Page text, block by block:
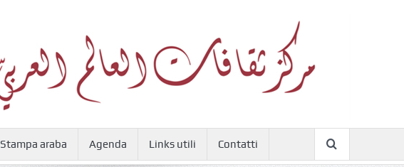
Stampa araba Agenda Links utili Contatti